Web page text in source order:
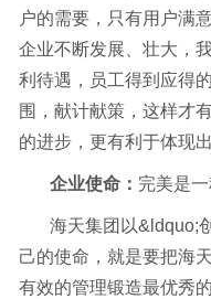
户的需要，只有用户满
企业不断发展、壮大，
利待遇，员工得到应得
围，献计献策，这样才
的进步，更有利于体现
企业使命： 完美是一
海天集团以&ldquo;
己的使命，就是要把海
有效的管理锻造最优秀